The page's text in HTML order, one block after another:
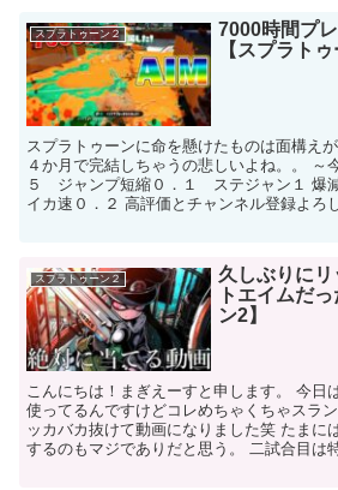
スプラトゥーン２
7000時間プ
【スプラトゥ
スプラトゥーンに命を懸けたものは面構え
４か月で完結しちゃうの悲しいよね。。 ～
５ ジャンプ短縮０．１ ステジャン１
イカ速０．２ 高評価とチャンネル登録よろ
スプラトゥーン２
久しぶりに
トエイムだ
ン2】
こんにちは！まぎえーすと申します。 今日
使ってるんですけどコレめちゃくちゃスラ
ッカバカ抜けて動画になりました笑 たまに
するのもマジでありだと思う。 二試合目は